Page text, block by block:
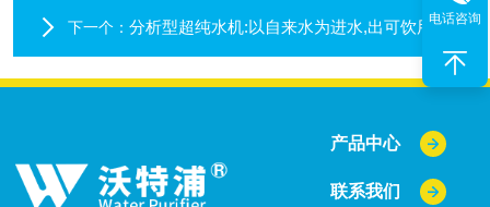
下一个： 分析型超纯水机:以自来水为进水,出可饮用水
产品中心
联系我们
电话咨询